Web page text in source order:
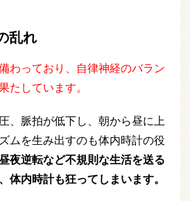
乱れ
わっており、自律神経のバラン
たしています。
、脈拍が低下し、朝から昼に上
ムを生み出すのも体内時計の役
夜逆転など不規則な生活を送る
体内時計も狂ってしまいます。